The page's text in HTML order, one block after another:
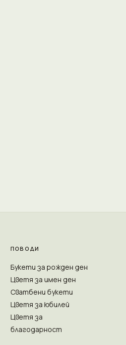
ПОВОДИ
Букети за рожден ден
Цветя за имен ден
Сватбени букети
Цветя за юбилей
Цветя за
благодарност